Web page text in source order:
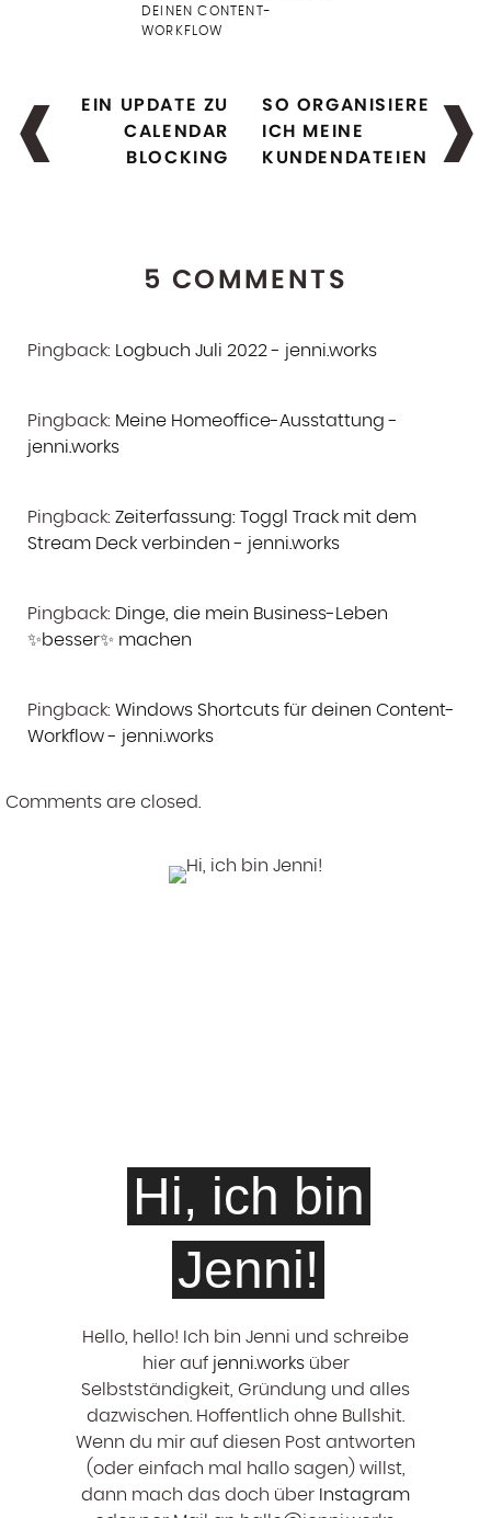
DEINEN CONTENT-
WORKFLOW
EIN UPDATE ZU
CALENDAR
BLOCKING
SO ORGANISIERE
ICH MEINE
KUNDENDATEIEN
5 COMMENTS
Pingback: Logbuch Juli 2022 - jenni.works
Pingback: Meine Homeoffice-Ausstattung -
jenni.works
Pingback: Zeiterfassung: Toggl Track mit dem
Stream Deck verbinden - jenni.works
Pingback: Dinge, die mein Business-Leben
✨besser✨ machen
Pingback: Windows Shortcuts für deinen Content-
Workflow - jenni.works
Comments are closed.
Hi, ich bin
Jenni!
Hello, hello! ‍Ich bin Jenni und schreibe
hier auf jenni.worksüber
Selbstständigkeit, Gründung und alles
dazwischen. Hoffentlich ohne Bullshit.
Wenn du mir auf diesen Post antworten
(oder einfach mal hallo sagen) willst,
dann mach das doch über Instagram